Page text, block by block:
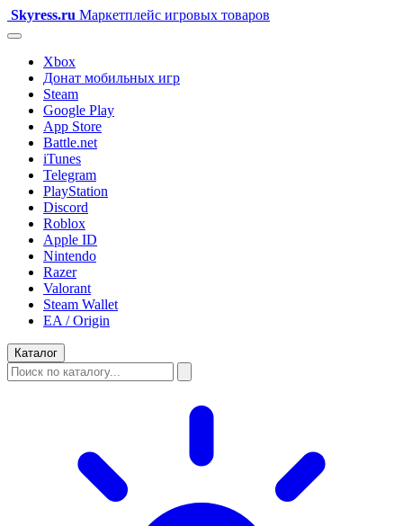
Skyress.ru Маркетплейс игровых товаров
Xbox
Донат мобильных игр
Steam
Google Play
App Store
Battle.net
iTunes
Telegram
PlayStation
Discord
Roblox
Apple ID
Nintendo
Razer
Valorant
Steam Wallet
EA / Origin
Каталог